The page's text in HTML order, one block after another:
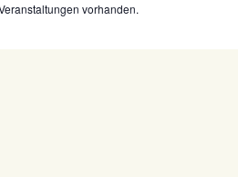
vorhanden.